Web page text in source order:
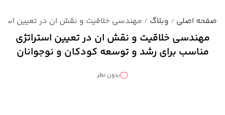
صفحه اصلی / وبلاگ / مهندسی خلاقیت و نقش ان در تعیین
مهندسی خلاقیت و نقش ان در تعیین استراتژی
مناسب برای رشد و توسعه کودکان و نوجوانان
بدون نظر